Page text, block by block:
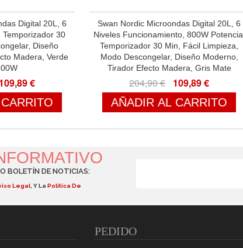
Digital 20L, 6
Temporizador 30
Diseño
Madera, Verde
109,89 €
Swan Nordic Microondas Digital 20L, 6
Niveles Funcionamiento, 800W Potencia,
Temporizador 30 Min, Fácil Limpieza,
Modo Descongelar, Diseño Moderno,
Tirador Efecto Madera, Gris Mate
204,90 € 109,89 €
AÑADIR AL CARRITO
BOLETÍN DE NOTICIAS:
Legal , Y La Política De
PEDIDO